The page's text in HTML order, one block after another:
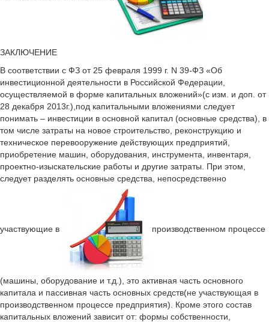
ЗАКЛЮЧЕНИЕ
В соответствии с ФЗ от 25 февраля 1999 г. N 39-ФЗ «Об
инвестиционной деятельности в Российской Федерации,
осуществляемой в форме капитальных вложений»(с изм. и доп. от
28 декабря 2013г.),под капитальными вложениями следует
понимать – инвестиции в основной капитал (основные средства), в
том числе затраты на новое строительство, реконструкцию и
техническое перевооружение действующих предприятий,
приобретение машин, оборудования, инструмента, инвентаря,
проектно-изыскательские работы и другие затраты. При этом,
следует разделять основные средства, непосредственно
участвующие в производственном процессе
(машины, оборудование и т.д.), это активная часть основного
капитала и пассивная часть основных средств(не участвующая в
производственном процессе предприятия). Кроме этого состав
капитальных вложений зависит от: формы собственности,